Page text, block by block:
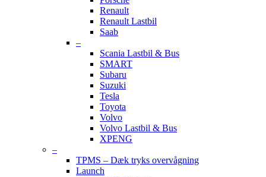
Renault
Renault Lastbil
Saab
–
Scania Lastbil & Bus
SMART
Subaru
Suzuki
Tesla
Toyota
Volvo
Volvo Lastbil & Bus
XPENG
–
TPMS – Dæk tryks overvågning
Launch